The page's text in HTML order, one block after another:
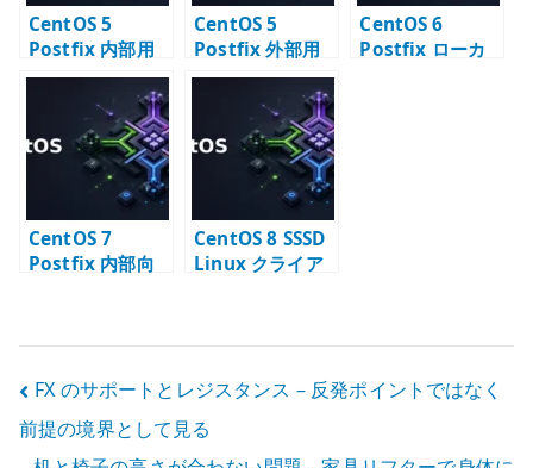
CentOS 5
Postfix 内部用
メールサーバー
構築 – LAN 内配
送の基本
CentOS 5
Postfix 外部用
メールサーバー
構築 – インター
ネット配送の基
本
CentOS 6
Postfix ローカ
CentOS 7
Postfix 内部向
CentOS 8 SSSD
Linux クライア
投
稿
FX のサポートとレジスタンス – 反発ポイントではなく
前提の境界として見る